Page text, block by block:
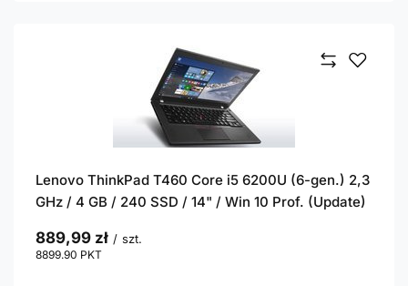
Lenovo ThinkPad T460 Core i5 6200U (6-gen.) 2,3
GHz / 4 GB / 240 SSD / 14" / Win 10 Prof. (Update)
889,99 zł / szt.
8899.90 PKT